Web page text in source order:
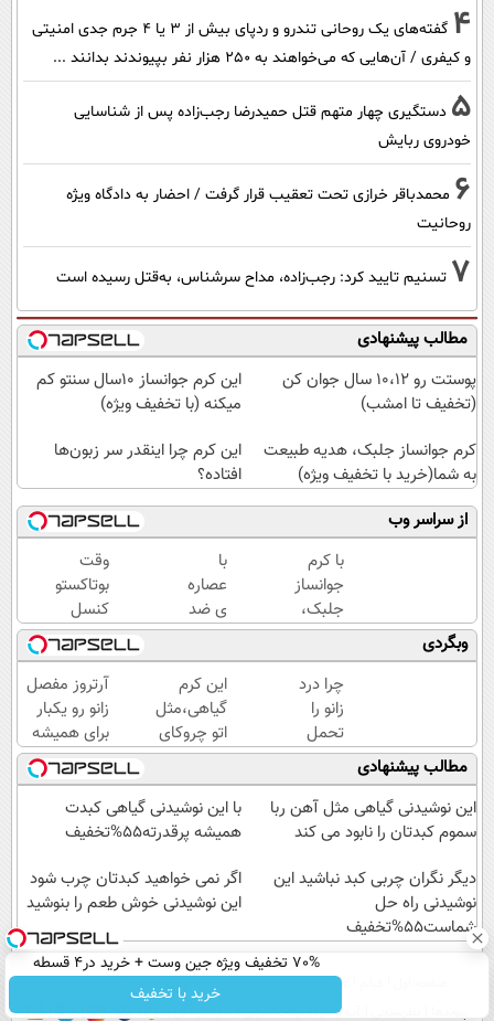
4
گفته‌های یک روحانی تندرو و ردپای بیش از ۳ یا ۴ جرم جدی امنیتی
و کیفری / آن‌هایی که می‌خواهند به ۲۵۰ هزار نفر بپیوندند بدانند ...
5 دستگیری چهار متهم قتل حمیدرضا رجب‌زاده پس از شناسایی
خودروی ربایش
6 محمدباقر خرازی تحت تعقیب قرار گرفت / احضار به دادگاه ویژه
روحانیت
7 تسنیم تایید کرد: رجب‌زاده، مداح سرشناس، به‌قتل رسیده است
مطالب پیشنهادی
پوستت رو 10،12 سال جوان کن
(تخفیف تا امشب)
این کرم جوانساز 10سال سنتو کم
میکنه (با تخفیف ویژه)
کرم جوانساز جلبک، هدیه طبیعت
به شما(خرید با تخفیف ویژه)
این کرم چرا اینقدر سر زبون‌ها
افتاده؟
از سراسر وب
با کرم
جوانساز
جلبک،
پیری رو
معکوس
کن(50%
تخفیف)
با
عصاره
ی ضد
پیری
جلبک
پوستت
همیشه
جوونه!
وقت
بوتاکستو
کنسل
کن!(ضد
چروک
طبیعی/
بدون
عوارض)
وبگردی
چرا درد
زانو را
تحمل
می‌کنی؟
خیلی
ساده
درمنزل
کن
این کرم
گیاهی،مثل
اتو چروکای
پوستتوصاف
میکنه!50%تخفیف
آرتروز مفصل
زانو رو یکبار
برای همیشه
درمان کن!
◗پرسش‌نامه◖
مطالب پیشنهادی
این نوشیدنی گیاهی مثل آهن ربا
سموم کبدتان را نابود می کند
با این نوشیدنی گیاهی کبدت
همیشه پرقدرته55%تخفیف
دیگر نگران چربی کبد نباشید این
نوشیدنی راه حل
شماست55%تخفیف
اگر نمی خواهید کبدتان چرب شود
این نوشیدنی خوش طعم را بنوشید
70% تخفیف ویژه جین وست + خرید در4 قسطه
خرید با تخفیف
عصر ایران۲ درباره عصرایران تماس با ما
آب و هوا اوقات شرعی سواد زندگی